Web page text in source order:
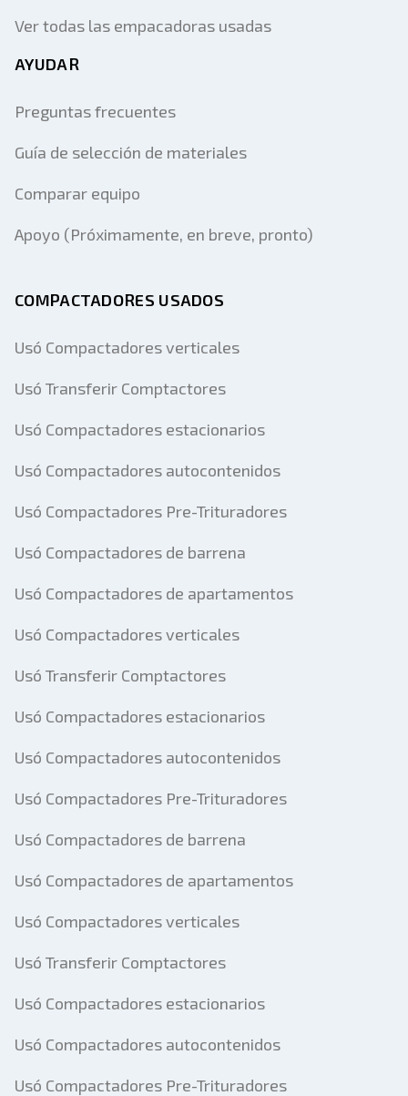
Ver todas las empacadoras usadas
AYUDAR
Preguntas frecuentes
Guía de selección de materiales
Comparar equipo
Apoyo (Próximamente, en breve, pronto)
COMPACTADORES USADOS
Usó Compactadores verticales
Usó Transferir Comptactores
Usó Compactadores estacionarios
Usó Compactadores autocontenidos
Usó Compactadores Pre-Trituradores
Usó Compactadores de barrena
Usó Compactadores de apartamentos
Usó Compactadores verticales
Usó Transferir Comptactores
Usó Compactadores estacionarios
Usó Compactadores autocontenidos
Usó Compactadores Pre-Trituradores
Usó Compactadores de barrena
Usó Compactadores de apartamentos
Usó Compactadores verticales
Usó Transferir Comptactores
Usó Compactadores estacionarios
Usó Compactadores autocontenidos
Usó Compactadores Pre-Trituradores